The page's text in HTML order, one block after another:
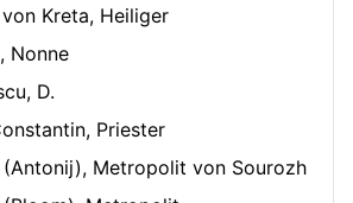
Kreta, Heiliger
Nonne
D.
Priester
Metropolit von Sourozh